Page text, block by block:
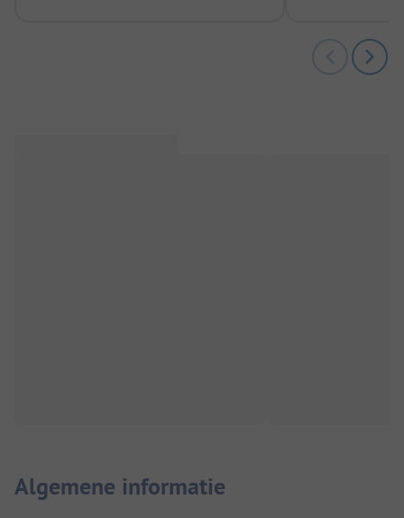
Algemene informatie